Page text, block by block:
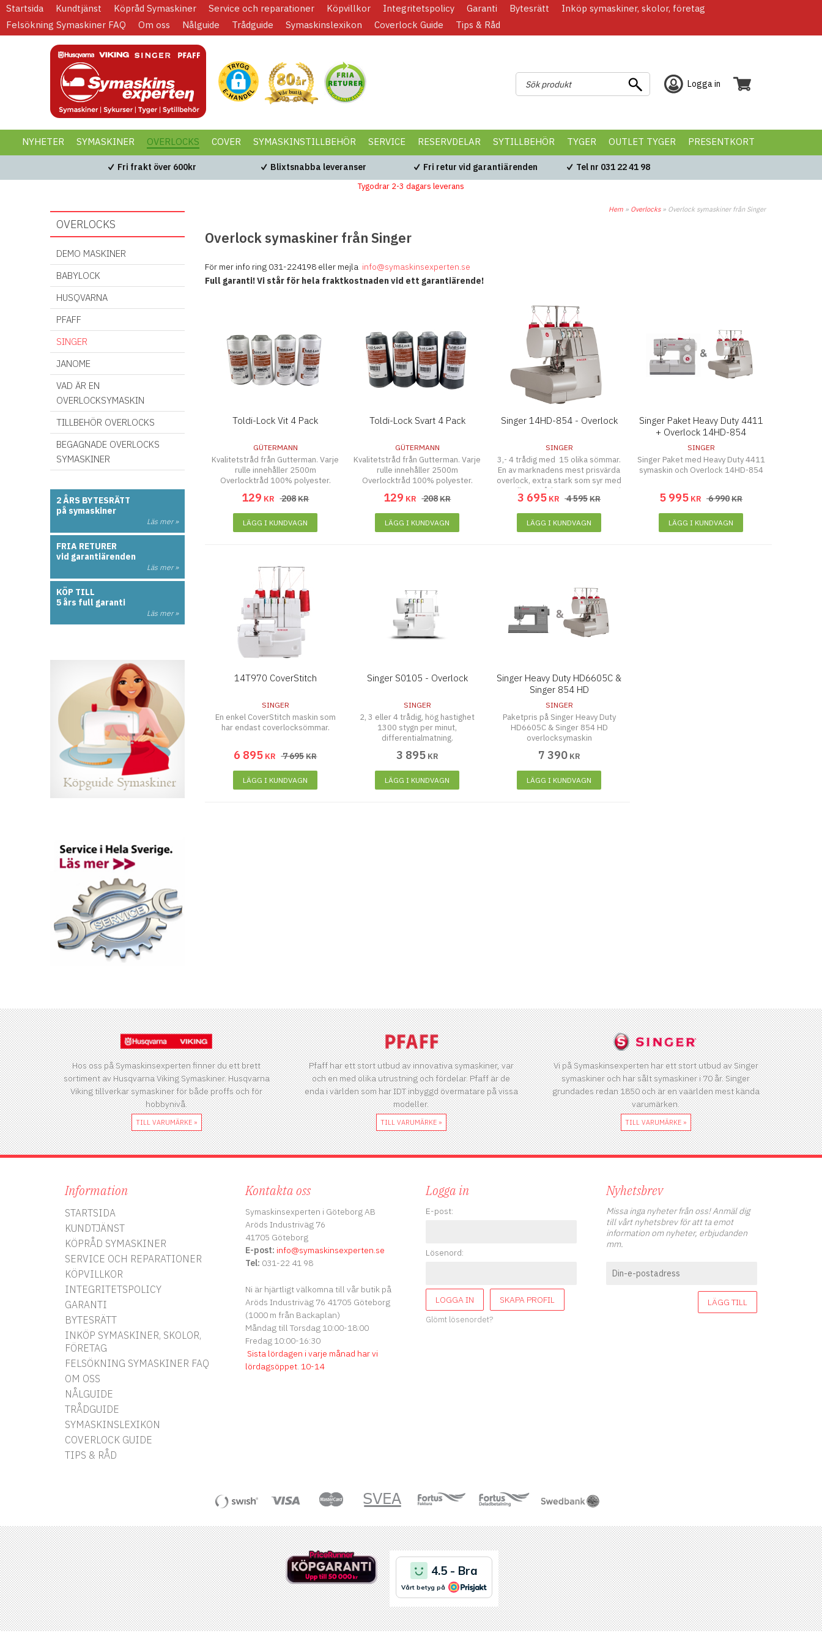
Startsida Kundtjänst Köpråd Symaskiner Service och reparationer Köpvillkor Integritetspolicy Garanti Bytesrätt
Inköp symaskiner, skolor, företag
Felsökning Symaskiner FAQ
Om oss Nålguide Trådguide Symaskinslexikon Coverlock Guide Tips & Råd
Logga in
NYHETER SYMASKINER OVERLOCKS COVER SYMASKINSTILLBEHÖR SERVICE RESERVDELAR SYTILLBEHÖR TYGER OUTLET TYGER PRESENTKORT
BLACK WEEKFri frakt över 600kr Blixtsnabba leveranser Fri retur vid garantiärenden Tel nr 031 22 41 98
Tygodrar 2-3 dagars leverans
OVERLOCKS
DEMO MASKINER
BABYLOCK
HUSQVARNA
PFAFF
SINGER
JANOME
VAD ÄR EN
OVERLOCKSYMASKIN
TILLBEHÖR OVERLOCKS
BEGAGNADE OVERLOCKS
SYMASKINER
2 ÅRS BYTESRÄTT
på symaskiner
Läs mer »
FRIA RETURER
vid garantiärenden
Läs mer »
KÖP TILL
5 års full garanti
Läs mer »
Hem » Overlocks» Overlock symaskiner från Singer
Overlock symaskiner från Singer
För mer info ring 031-224198 eller mejla info@symaskinsexperten.se
Full garanti! Vi står för hela fraktkostnaden vid ett garantiärende!
Toldi-Lock Vit 4 Pack
GÜTERMANN
Kvalitetstråd från Gutterman. Varje
rulle innehåller 2500m
Overlocktråd 100% polyester.
129 KR 208KR
LÄGG I KUNDVAGN
Toldi-Lock Svart 4 Pack
GÜTERMANN
Kvalitetstråd från Gutterman. Varje
rulle innehåller 2500m
Overlocktråd 100% polyester.
129 KR 208KR
LÄGG I KUNDVAGN
Singer 14HD-854 - Overlock
SINGER
3,- 4 trådig med 15 olika sömmar.
En av marknadens mest prisvärda
overlock, extra stark som syr med
4, 3 eller 2 trådar, syr 1300 stygn i
minuten.
3 695 KR 4 595KR
LÄGG I KUNDVAGN
Singer Paket Heavy Duty 4411
+ Overlock 14HD-854
SINGER
Singer Paket med Heavy Duty 4411
symaskin och Overlock 14HD-854
5 995 KR 6 990KR
LÄGG I KUNDVAGN
14T970 CoverStitch
SINGER
En enkel CoverStitch maskin som
har endast coverlocksömmar.
6 895 KR 7 695KR
LÄGG I KUNDVAGN
Singer S0105 - Overlock
SINGER
2, 3 eller 4 trådig, hög hastighet
1300 stygn per minut,
differentialmatning.
3 895 KR
LÄGG I KUNDVAGN
Singer Heavy Duty HD6605C &
Singer 854 HD
SINGER
Paketpris på Singer Heavy Duty
HD6605C & Singer 854 HD
overlocksymaskin
7 390 KR
LÄGG I KUNDVAGN
Hos oss på Symaskinsexperten finner du ett brett
sortiment av Husqvarna Viking Symaskiner. Husqvarna
Viking tillverkar symaskiner för både proffs och för
hobbynivå.
TILL VARUMÄRKE »
Pfaff har ett stort utbud av innovativa symaskiner, var
och en med olika utrustning och fördelar. Pfaff är de
enda i världen som har IDT inbyggd övermatare på vissa
modeller.
TILL VARUMÄRKE »
Vi på Symaskinsexperten har ett stort utbud av Singer
symaskiner och har sålt symaskiner i 70 år. Singer
grundades redan 1850 och är en vaärlden mest kända
varumärken.
TILL VARUMÄRKE »
Information
STARTSIDA
KUNDTJÄNST
KÖPRÅD SYMASKINER
SERVICE OCH REPARATIONER
KÖPVILLKOR
INTEGRITETSPOLICY
GARANTI
BYTESRÄTT
INKÖP SYMASKINER, SKOLOR,
FÖRETAG
FELSÖKNING SYMASKINER FAQ
OM OSS
NÅLGUIDE
TRÅDGUIDE
SYMASKINSLEXIKON
COVERLOCK GUIDE
TIPS & RÅD
Kontakta oss
Symaskinsexperten i Göteborg AB
Aröds Industriväg 76
41705 Göteborg
E-post: info@symaskinsexperten.se
Tel: 031-22 41 98
Ni är hjärtligt välkomna till vår butik på
Aröds Industriväg 76 41705 Göteborg
(1000 m från Backaplan)
Måndag till Torsdag 10:00-18:00
Fredag 10:00-16:30
Sista lördagen i varje månad har vi
lördagsöppet. 10-14
Logga in
E-post:
Lösenord:
LOGGA IN SKAPA PROFIL
Glömt lösenordet?
Nyhetsbrev
Missa inga nyheter från oss! Anmäl dig
till vårt nyhetsbrev för att ta emot
information om nyheter, erbjudanden
mm.
LÄGG TILL